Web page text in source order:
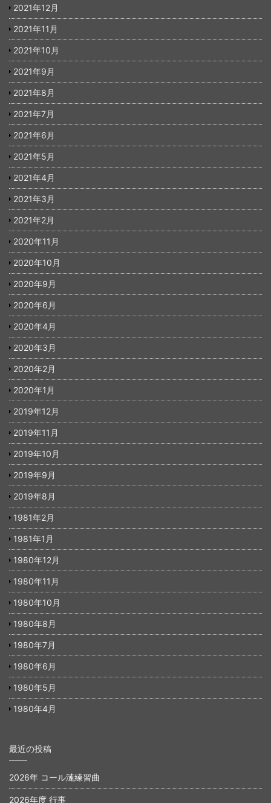
2021年12月
2021年11月
2021年10月
2021年9月
2021年8月
2021年7月
2021年6月
2021年5月
2021年4月
2021年3月
2021年2月
2020年11月
2020年10月
2020年9月
2020年6月
2020年4月
2020年3月
2020年2月
2020年1月
2019年12月
2019年11月
2019年10月
2019年9月
2019年8月
1981年2月
1981年1月
1980年12月
1980年11月
1980年10月
1980年8月
1980年7月
1980年6月
1980年5月
1980年4月
最近の投稿
2026年 コール漣練習曲
2026年度 行事